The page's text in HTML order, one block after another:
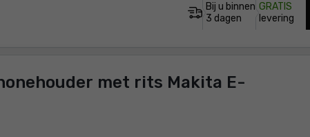
Bij u binnen
3 dagen
GRATIS
levering
met rits Makita E-